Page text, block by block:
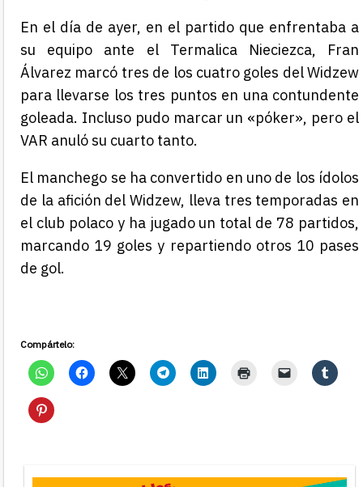
En el día de ayer, en el partido que enfrentaba a
su equipo ante el Termalica Nieciezca, Fran
Álvarez marcó tres de los cuatro goles del Widzew
para llevarse los tres puntos en una contundente
goleada. Incluso pudo marcar un «póker», pero el
VAR anuló su cuarto tanto.
El manchego se ha convertido en uno de los ídolos
de la afición del Widzew, lleva tres temporadas en
el club polaco y ha jugado un total de 78 partidos,
marcando 19 goles y repartiendo otros 10 pases
de gol.
Compártelo: